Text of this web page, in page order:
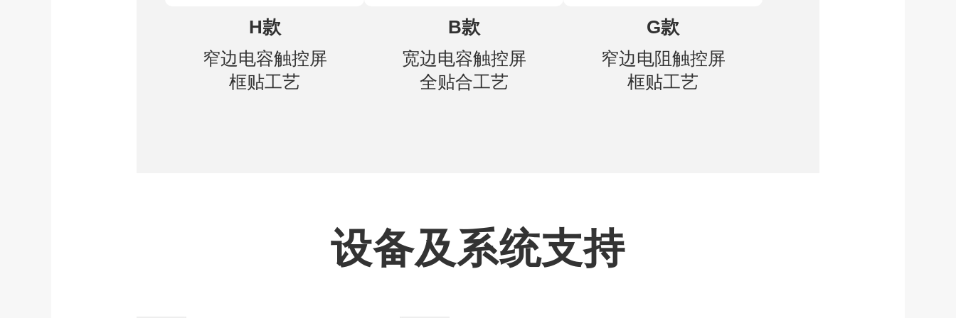
H款
窄边电容触控屏
框贴工艺
B款
宽边电容触控屏
全贴合工艺
G款
窄边电阻触控屏
框贴工艺
设备及系统支持